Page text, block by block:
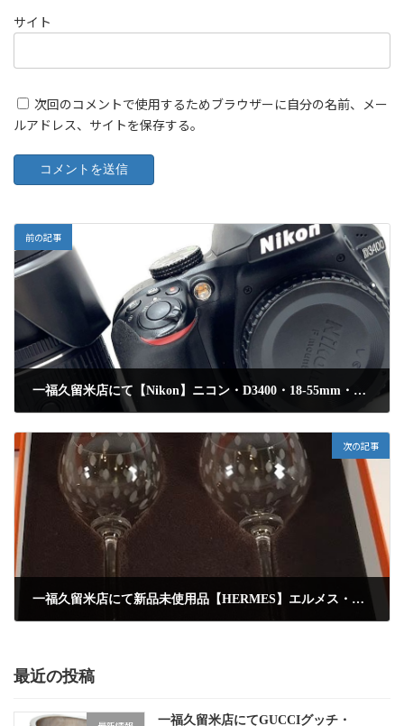
サイト
次回のコメントで使用するためブラウザーに自分の名前、メー
ルアドレス、サイトを保存する。
前の記事
一福久留米店にて【Nikon】ニコン・D3400・18-55mm・レンズ付きを高額査定にて買取りしました
次の記事
一福久留米店にて新品未使用品【HERMES】エルメス・ファンファーレ・ペアワイングラスを高額買取しました
最近の投稿
一福久留米店にてGUCCIグッチ・